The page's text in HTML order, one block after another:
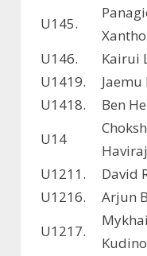
U145.
U146. Kairui
U1419. Jaemu
U1418. Ben He
U14
Haviraj
U1211. David
U1216. Arjun
U1217.